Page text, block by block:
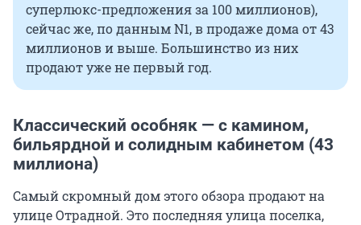
суперлюкс-предложения за 100 миллионов),
сейчас же, по данным N1, в продаже дома от 43
миллионов и выше. Большинство из них
продают уже не первый год.
Классический особняк — с камином,
бильярдной и солидным кабинетом (43
миллиона)
Самый скромный дом этого обзора продают на
улице Отрадной. Это последняя улица поселка,